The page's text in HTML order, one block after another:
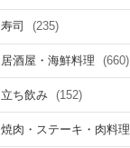
寿司 (235)
居酒屋・海鮮料理 (660)
立ち飲み (152)
焼肉・ステーキ・肉料理